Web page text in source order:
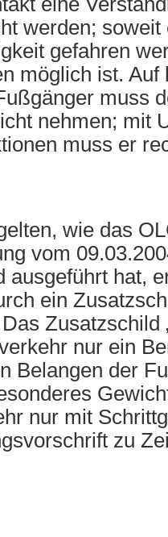
werden;
gefahren
möglich ist. Auf
muss
nehmen; mit
muss er
wie das
vom
ausgeführt hat,
ein
Zusatzschild
nur ein
Belangen der
nur mit
zu